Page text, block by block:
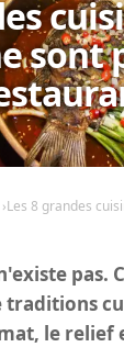
sont
Les 8 grandes
pas.
traditions
le relief